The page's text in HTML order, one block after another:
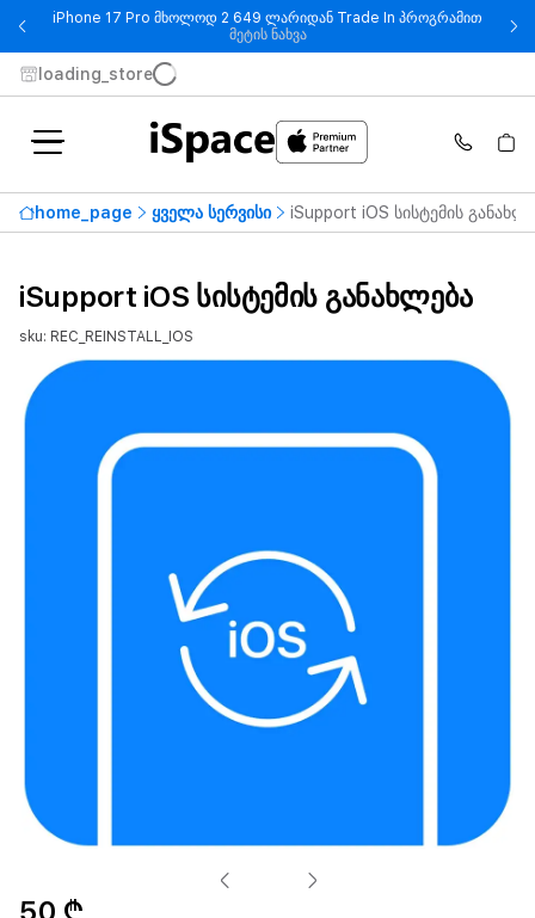
iPhone 17 Pro მხოლოდ 2 649 ლარიდან Trade In პროგრამით
მეტის ნახვა- iPhone 17 Pro მხოლოდ 2 649
loading_store
home_page ყველა სერვისი iSupport iOS სისტემის
iSupport iOS სისტემის განახლება
sku: REC_REINSTALL_IOS